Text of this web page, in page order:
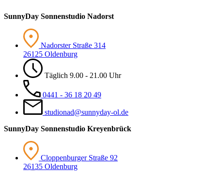
SunnyDay Sonnenstudio Nadorst
Nadorster Straße 314
26125 Oldenburg
Täglich 9.00 - 21.00 Uhr
0441 - 36 18 20 49
studionad@sunnyday-ol.de
SunnyDay Sonnenstudio Kreyenbrück
Cloppenburger Straße 92
26135 Oldenburg